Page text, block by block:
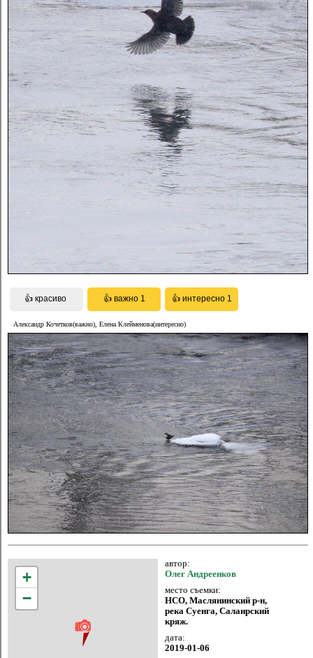
Александр Кочетков(важно), Елена Клейменова(интересно)
+
−
автор:
Олег Андреенков
место съемки:
НСО, Маслянинский р-н,
река Суенга, Салаирский
кряж.
дата:
2019-01-06